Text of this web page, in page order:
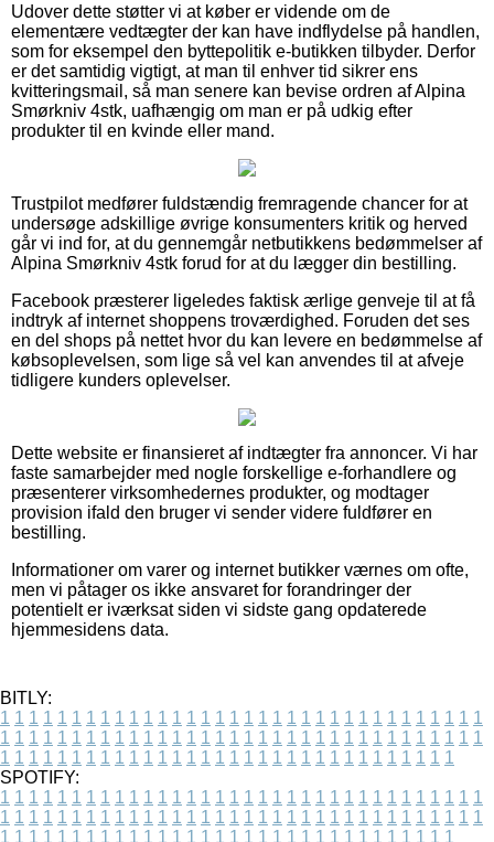
Udover dette støtter vi at køber er vidende om de
elementære vedtægter der kan have indflydelse på handlen,
som for eksempel den byttepolitik e-butikken tilbyder. Derfor
er det samtidig vigtigt, at man til enhver tid sikrer ens
kvitteringsmail, så man senere kan bevise ordren af Alpina
Smørkniv 4stk, uafhængig om man er på udkig efter
produkter til en kvinde eller mand.
Trustpilot medfører fuldstændig fremragende chancer for at
undersøge adskillige øvrige konsumenters kritik og herved
går vi ind for, at du gennemgår netbutikkens bedømmelser af
Alpina Smørkniv 4stk forud for at du lægger din bestilling.
Facebook præsterer ligeledes faktisk ærlige genveje til at få
indtryk af internet shoppens troværdighed. Foruden det ses
en del shops på nettet hvor du kan levere en bedømmelse af
købsoplevelsen, som lige så vel kan anvendes til at afveje
tidligere kunders oplevelser.
Dette website er finansieret af indtægter fra annoncer. Vi har
faste samarbejder med nogle forskellige e-forhandlere og
præsenterer virksomhedernes produkter, og modtager
provision ifald den bruger vi sender videre fuldfører en
bestilling.
Informationer om varer og internet butikker værnes om ofte,
men vi påtager os ikke ansvaret for forandringer der
potentielt er iværksat siden vi sidste gang opdaterede
hjemmesidens data.
BITLY:
1 1 1 1 1 1 1 1 1 1 1 1 1 1 1 1 1 1 1 1 1 1 1 1 1 1 1 1 1 1 1 1 1 1
1 1 1 1 1 1 1 1 1 1 1 1 1 1 1 1 1 1 1 1 1 1 1 1 1 1 1 1 1 1 1 1 1 1
1 1 1 1 1 1 1 1 1 1 1 1 1 1 1 1 1 1 1 1 1 1 1 1 1 1 1 1 1 1 1 1
SPOTIFY:
1 1 1 1 1 1 1 1 1 1 1 1 1 1 1 1 1 1 1 1 1 1 1 1 1 1 1 1 1 1 1 1 1 1
1 1 1 1 1 1 1 1 1 1 1 1 1 1 1 1 1 1 1 1 1 1 1 1 1 1 1 1 1 1 1 1 1 1
1 1 1 1 1 1 1 1 1 1 1 1 1 1 1 1 1 1 1 1 1 1 1 1 1 1 1 1 1 1 1 1